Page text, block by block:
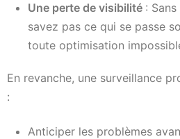
Une perte de visibilité :
savez pas ce qui se passe
toute optimisation
En revanche, une surveillance
:
Anticiper les problèmes